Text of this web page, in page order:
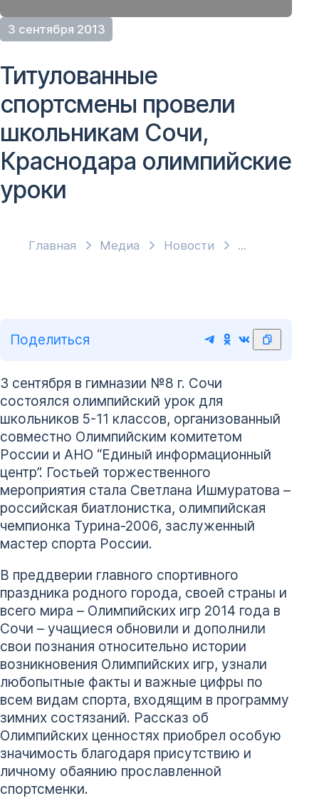
3 сентября 2013
Главная Медиа Новости
Титулованные
спортсмены провели
школьникам Сочи,
Краснодара олимпийские
уроки
Поделиться
3 сентября в гимназии №8 г. Сочи
состоялся олимпийский урок для
школьников 5-11 классов, организованный
совместно Олимпийским комитетом
России и АНО “Единый информационный
центр”. Гостьей торжественного
мероприятия стала Светлана Ишмуратова –
российская биатлонистка, олимпийская
чемпионка Турина-2006, заслуженный
мастер спорта России.
В преддверии главного спортивного
праздника родного города, своей страны и
всего мира – Олимпийских игр 2014 года в
Сочи – учащиеся обновили и дополнили
свои познания относительно истории
возникновения Олимпийских игр, узнали
любопытные факты и важные цифры по
всем видам спорта, входящим в программу
зимних состязаний. Рассказ об
Олимпийских ценностях приобрел особую
значимость благодаря присутствию и
личному обаянию прославленной
спортсменки.